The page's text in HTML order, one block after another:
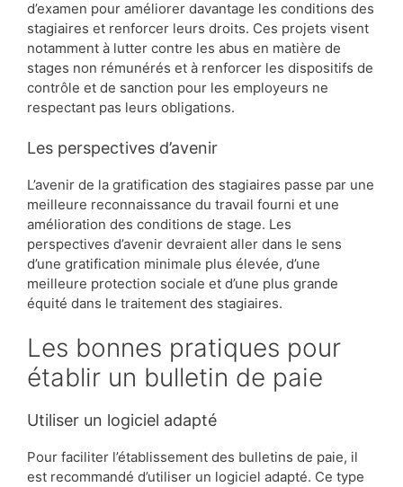
d’examen pour améliorer davantage les conditions des
stagiaires et renforcer leurs droits. Ces projets visent
notamment à lutter contre les abus en matière de
stages non rémunérés et à renforcer les dispositifs de
contrôle et de sanction pour les employeurs ne
respectant pas leurs obligations.
Les perspectives d’avenir
L’avenir de la gratification des stagiaires passe par une
meilleure reconnaissance du travail fourni et une
amélioration des conditions de stage. Les
perspectives d’avenir devraient aller dans le sens
d’une gratification minimale plus élevée, d’une
meilleure protection sociale et d’une plus grande
équité dans le traitement des stagiaires.
Les bonnes pratiques pour
établir un bulletin de paie
Utiliser un logiciel adapté
Pour faciliter l’établissement des bulletins de paie, il
est recommandé d’utiliser un logiciel adapté. Ce type